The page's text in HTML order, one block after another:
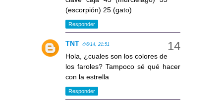
(escorpión) 25 (gato)
Responder
TNT 4/6/14, 21:51
Hola, ¿cuales son los colores de
los faroles? Tampoco sé qué hacer
con la estrella
Responder